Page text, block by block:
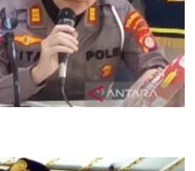
terdapat jalan berlubang di